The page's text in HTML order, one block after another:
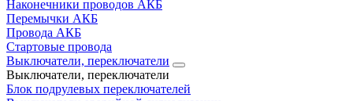
Наконечники проводов АКБ
Перемычки АКБ
Провода АКБ
Стартовые провода
Выключатели, переключатели
Выключатели, переключатели
Блок подрулевых переключателей